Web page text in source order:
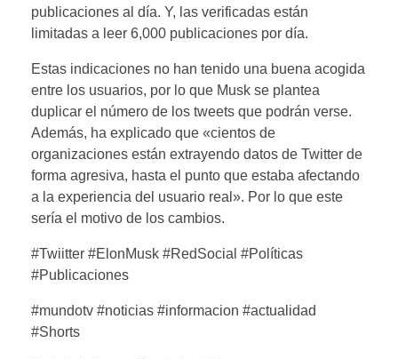
publicaciones al día. Y, las verificadas están
limitadas a leer 6,000 publicaciones por día.
Estas indicaciones no han tenido una buena acogida
entre los usuarios, por lo que Musk se plantea
duplicar el número de los tweets que podrán verse.
Además, ha explicado que «cientos de
organizaciones están extrayendo datos de Twitter de
forma agresiva, hasta el punto que estaba afectando
a la experiencia del usuario real». Por lo que este
sería el motivo de los cambios.
#Twiitter #ElonMusk #RedSocial #Políticas
#Publicaciones
#mundotv #noticias #informacion #actualidad
#Shorts